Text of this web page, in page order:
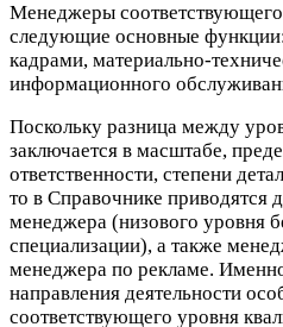
Менеджеры
следующие основные
кадрами, материально-
информационного
Поскольку разница между
заключается в масштабе,
ответственности, степени
то в Справочнике приводятся
менеджера (низового уровня
специализации), а также
менеджера по рекламе.
направления деятельности
соответствующего уровня